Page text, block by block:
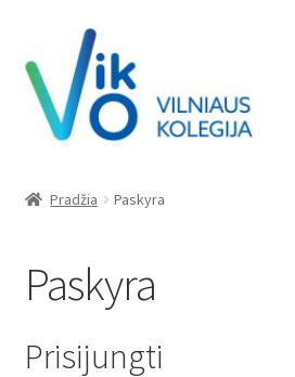
prie
meniu
prie
turinio
Pirkimo instrukcija
Spausdinimo instrukcija
Pradžia Paskyra
Paskyra
Prisijungti